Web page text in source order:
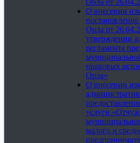
Орла от
О внесении
Орла от
утверждении
регламента
правовых
Орла»
О внесении
услуги
малого и